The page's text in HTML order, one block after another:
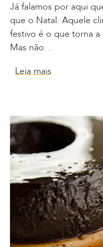
Já falamos por aqui
que o Natal. Aquele
festivo é o que torna a
Mas não…
Leia mais